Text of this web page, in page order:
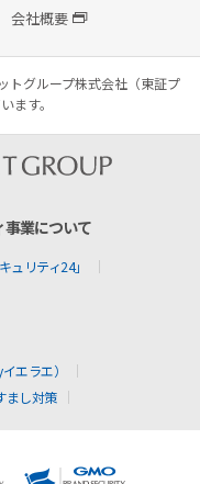
会社概要
トグループ株式会社（東証プ
ます。
事業について
リティ24」
エラエ）
まし対策